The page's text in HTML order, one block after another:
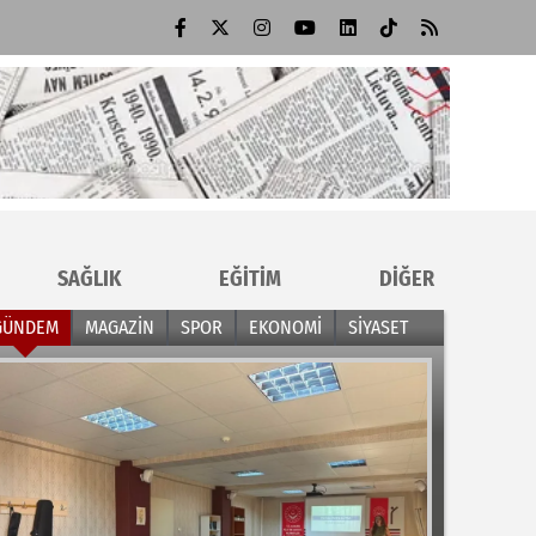
SAĞLIK EĞİTİM DİĞER
MAGAZİN SPOR EKONOMİ SİYASET